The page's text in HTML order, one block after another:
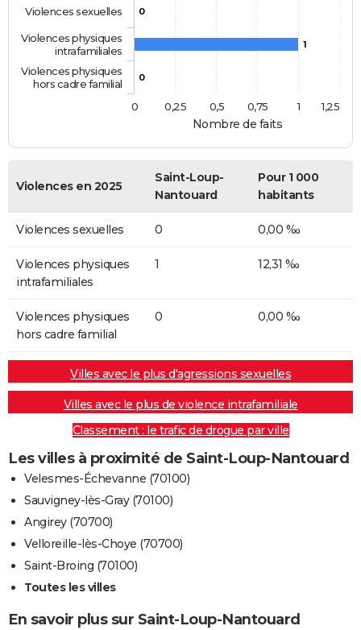
Nombre de faits
0
1
0
Violences sexuelles
Violences physiques
intrafamiliales
Violences physiques
hors cadre familial
0
1
0,25 0,5 0,75 1,25
Violences en 2025
Saint-Loup-
Nantouard
Pour 1 000
habitants
Violences sexuelles 0 0,00 ‰
Violences physiques
intrafamiliales
1 12,31 ‰
Violences physiques
hors cadre familial
0 0,00 ‰
Villes avec le plus d'agressions sexuelles
Villes avec le plus de violence intrafamiliale
Classement : le trafic de drogue par ville
Les villes à proximité de Saint-Loup-Nantouard
Velesmes-Échevanne (70100)
Sauvigney-lès-Gray (70100)
Angirey (70700)
Velloreille-lès-Choye (70700)
Saint-Broing (70100)
Toutes les villes
En savoir plus sur Saint-Loup-Nantouard